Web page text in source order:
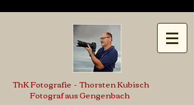
ThK Fotografie - Thorsten Kubisch
Fotograf aus Gengenbach